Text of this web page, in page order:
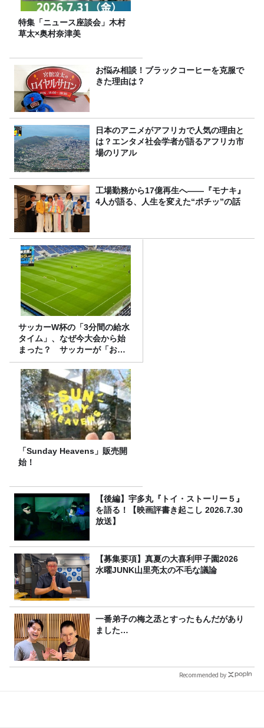
特集「ニュース座談会」木村
草太×奥村奈津美
お悩み相談！ブラックコーヒーを克服で
きた理由は？
日本のアニメがアフリカで人気の理由と
は？エンタメ社会学者が語るアフリカ市
場のリアル
工場勤務から17億再生へ——『モナキ』
4人が語る、人生を変えた“ポチッ”の話
サッカーW杯の「3分間の給水
タイム」、なぜ今大会から始
まった？ サッカーが「お
金」に変わる仕組み
「Sunday Heavens」販売開
始！
【後編】宇多丸『トイ・ストーリー５』
を語る！【映画評書き起こし 2026.7.30
放送】
【募集要項】真夏の大喜利甲子園2026
水曜JUNK山里亮太の不毛な議論
一番弟子の梅之丞とすったもんだがあり
ました…
Recommended by